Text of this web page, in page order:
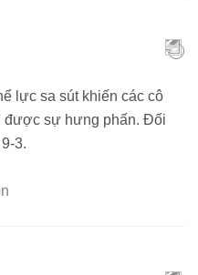
lực sa sút khiến các cô
được sự hưng phấn. Đối
3.